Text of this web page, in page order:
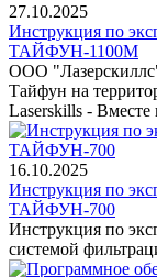
27.10.2025
Инструкция по
ТАЙФУН-1100М
ООО
Тайфун на
Laserskills - Вместе
16.10.2025
Инструкция по
ТАЙФУН-700
Инструкция по
системой